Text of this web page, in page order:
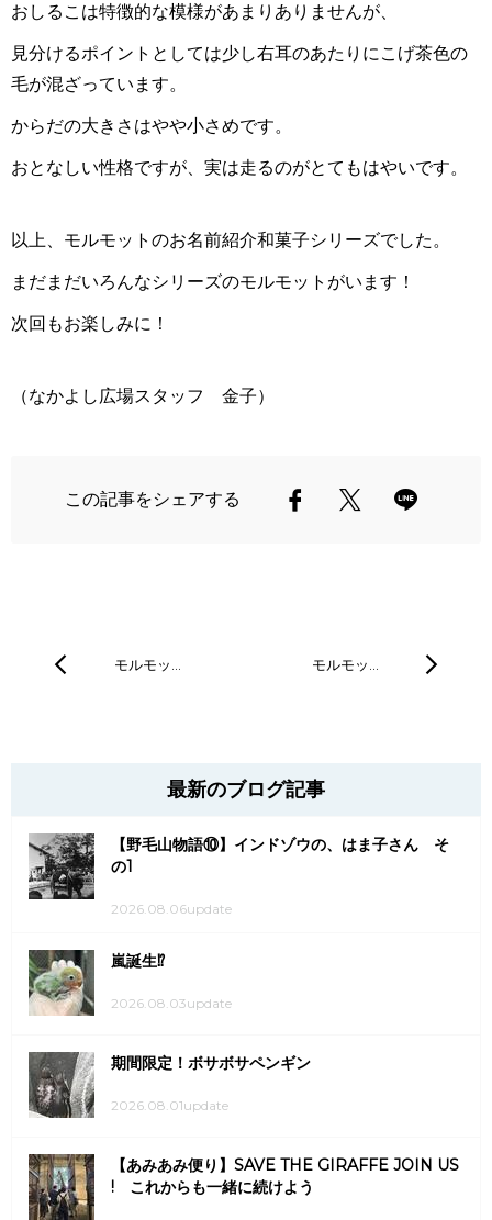
おしるこは特徴的な模様があまりありませんが、
見分けるポイントとしては少し右耳のあたりにこげ茶色の
毛が混ざっています。
からだの大きさはやや小さめです。
おとなしい性格ですが、実は走るのがとてもはやいです。
以上、モルモットのお名前紹介和菓子シリーズでした。
まだまだいろんなシリーズのモルモットがいます！
次回もお楽しみに！
（なかよし広場スタッフ 金子）
この記事をシェアする
モルモッ… モルモッ…
最新のブログ記事
【野毛山物語⑩】インドゾウの、はま子さん そ
の1
2026.08.06update
嵐誕生⁉
2026.08.03update
期間限定！ボサボサペンギン
2026.08.01update
【あみあみ便り】SAVE THE GIRAFFE JOIN US
! これからも一緒に続けよう